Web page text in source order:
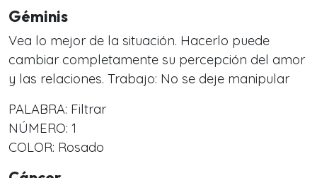
Géminis
Vea lo mejor de la situación. Hacerlo puede
cambiar completamente su percepción del amor
y las relaciones. Trabajo: No se deje manipular
PALABRA: Filtrar
NÚMERO: 1
COLOR: Rosado